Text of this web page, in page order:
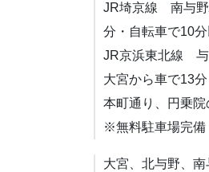
JR埼京線 南与
分・自転車で10
JR京浜東北線
大宮から車で13分
本町通り、円乗
※無料駐車場完備
大宮、北与野、